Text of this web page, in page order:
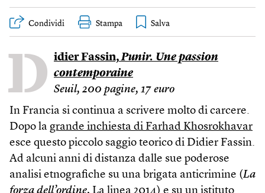
Condividi Stampa
D idier Fassin, Punir. Une passion
contemporaine
Seuil, 200 pagine, 17 euro
In Francia si continua a scrivere molto di carcere.
Dopo la grande inchiesta di Farhad Khosrokhavar
esce questo piccolo saggio teorico di Didier Fassin.
Ad alcuni anni di distanza dalle sue poderose
analisi etnografiche su una brigata anticrimine (La